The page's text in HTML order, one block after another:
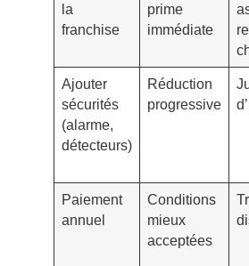
la
franchise
prime
immédiate
Ajouter
sécurités
(alarme,
détecteurs)
Réduction
progressive
Paiement
annuel
Conditions
mieux
acceptées